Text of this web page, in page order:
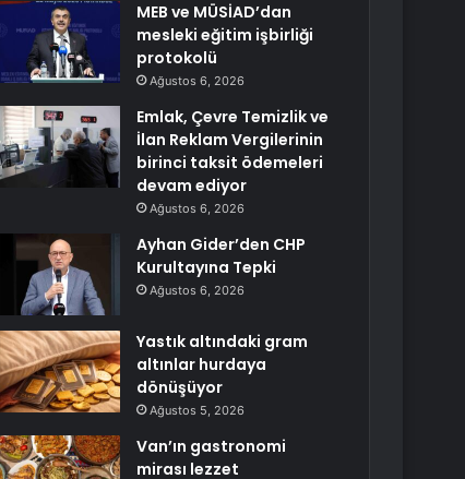
MEB ve MÜSİAD’dan
mesleki eğitim işbirliği
protokolü
Ağustos 6, 2026
Emlak, Çevre Temizlik ve
İlan Reklam Vergilerinin
birinci taksit ödemeleri
devam ediyor
Ağustos 6, 2026
Ayhan Gider’den CHP
Kurultayına Tepki
Ağustos 6, 2026
Yastık altındaki gram
altınlar hurdaya
dönüşüyor
Ağustos 5, 2026
Van’ın gastronomi
mirası lezzet